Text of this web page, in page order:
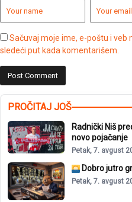
Sačuvaj moje ime, e-poštu i veb
sledeći put kada komentarišem.
PROČITAJ JOŠ
Radnički Niš
novo pojačanje
Petak, 7. avgust
Dobro jutro
Petak, 7. avgust